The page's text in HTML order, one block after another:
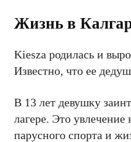
Жизнь в
Kiesza родилась и
Известно, что ее
В 13 лет девушку
лагере. Это
парусного спорта и